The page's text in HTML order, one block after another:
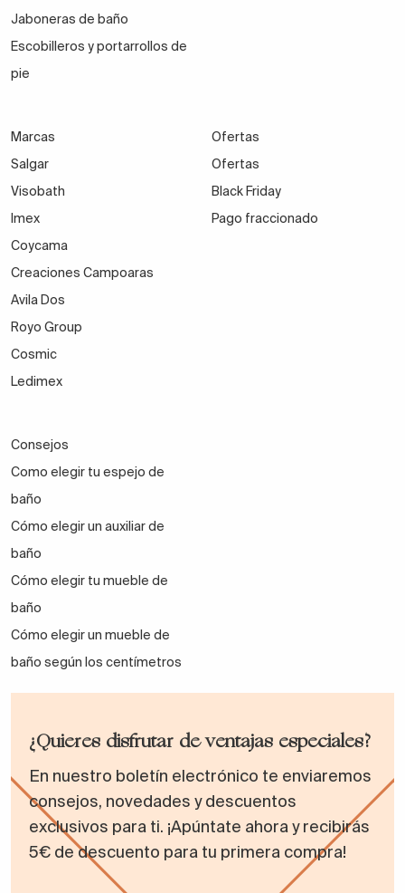
Jaboneras de baño
Escobilleros y portarrollos de
pie
Marcas
Salgar
Visobath
Imex
Coycama
Creaciones Campoaras
Avila Dos
Royo Group
Cosmic
Ledimex
Ofertas
Ofertas
Black Friday
Pago fraccionado
Consejos
Como elegir tu espejo de
baño
Cómo elegir un auxiliar de
baño
Cómo elegir tu mueble de
baño
Cómo elegir un mueble de
baño según los centímetros
¿Quieres disfrutar de ventajas especiales?
En nuestro boletín electrónico te enviaremos
consejos, novedades y descuentos
exclusivos para ti. ¡Apúntate ahora y recibirás
5€ de descuento para tu primera compra!